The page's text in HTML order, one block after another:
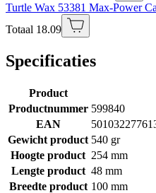
Turtle Wax 53381 Max-Power
Totaal 18.09
Specificaties
Product
Productnummer 599840
EAN
Gewicht product 540 gr
Hoogte product 254 mm
Lengte product 48 mm
Breedte product 100 mm